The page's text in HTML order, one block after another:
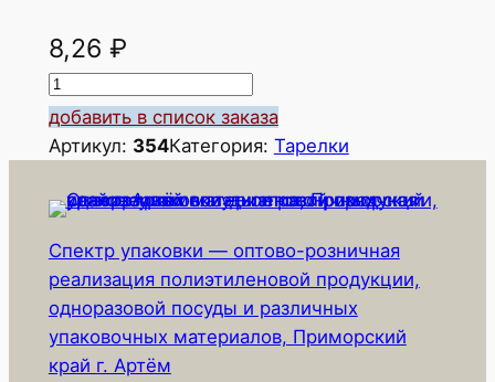
8,26 ₽
К
о
л
ч
с
т
в
о
т
добавить в список заказа
Артикул: 354Категория: Тарелки
Спектр упаковки — оптово-розничная
реализация полиэтиленовой продукции,
одноразовой посуды и различных
упаковочных материалов, Приморский
край г. Артём